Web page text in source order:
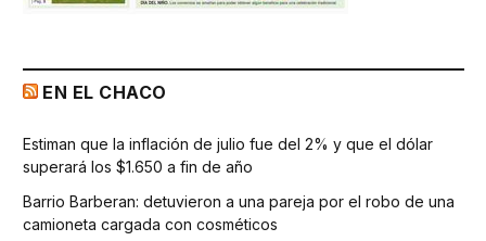
EN EL CHACO
Estiman que la inflación de julio fue del 2% y que el dólar
superará los $1.650 a fin de año
Barrio Barberan: detuvieron a una pareja por el robo de una
camioneta cargada con cosméticos